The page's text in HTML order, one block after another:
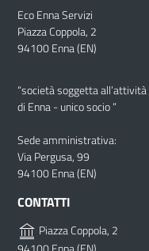
Eco Enna Servizi
Piazza Coppola, 2
94100 Enna (EN)
“società soggetta
di Enna - unico socio “
Sede amministrativa:
Via Pergusa, 99
94100 Enna (EN)
CONTATTI
Piazza Coppola, 2